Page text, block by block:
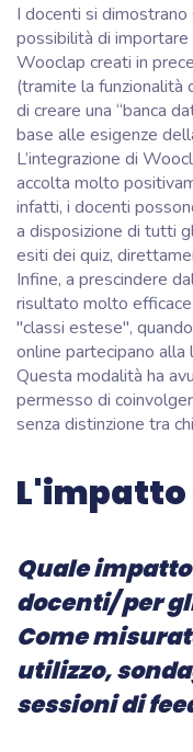
I docenti si
possibilità di
Wooclap creati in
(tramite la funzionalità
di creare una “banca
base alle esigenze
L’integrazione di
accolta molto
infatti, i docenti
a disposizione di tutti
esiti dei quiz,
Infine, a prescindere
risultato molto
"classi estese",
online partecipano
Questa modalità ha
permesso di
senza distinzione tra
L'impatto
Quale
docenti/ per
Come
utilizzo,
sessioni di